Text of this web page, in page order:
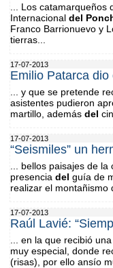
... Los
Internacional del
Franco Barrionuevo y
tierras...
17-07-2013
Emilio Patarca
... y que se pretende
asistentes pudieron
martillo, además del
17-07-2013
“Seismiles” un
... bellos paisajes de
presencia del guía de
realizar el montañismo
17-07-2013
Raúl Lavié:
... en la que recibió
muy especial, donde
(risas), por ello ansío